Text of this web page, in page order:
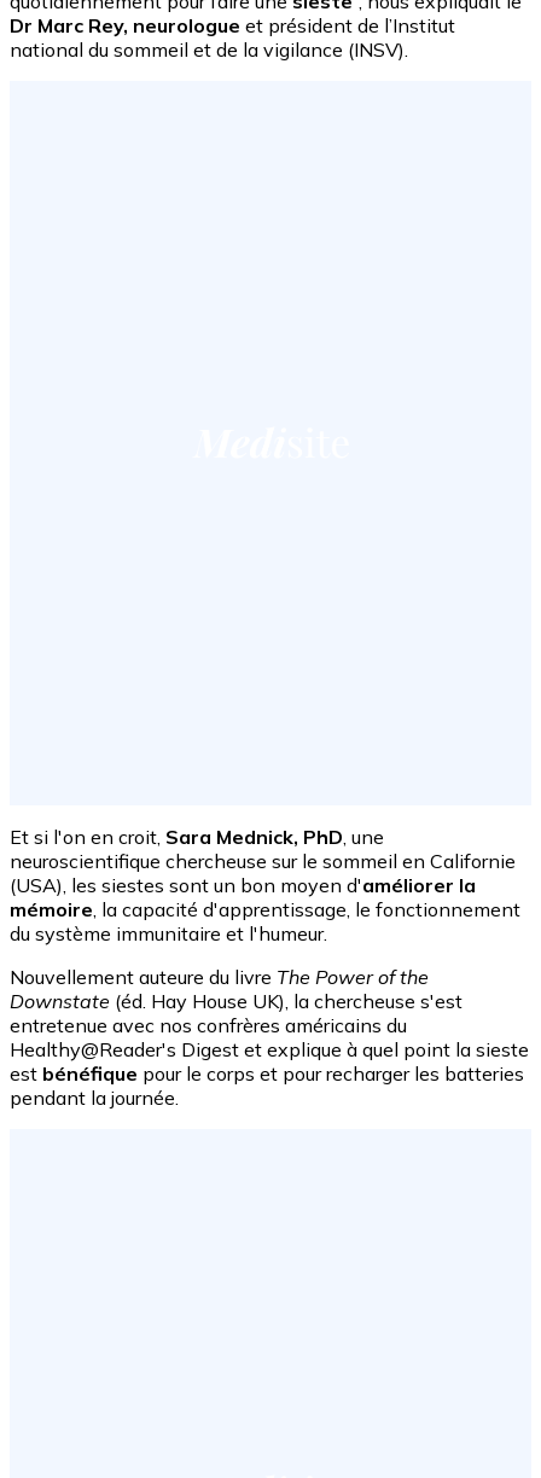
Dr Marc Rey, neurologue et président de l’Institut
national du sommeil et de la vigilance (INSV).
Et si l'on en croit, Sara Mednick, PhD, une
neuroscientifique chercheuse sur le sommeil en Californie
(USA), les siestes sont un bon moyen d'améliorer la
mémoire, la capacité d'apprentissage, le fonctionnement
du système immunitaire et l'humeur.
Nouvellement auteure du livre The Power of the
Downstate (éd. Hay House UK), la chercheuse s'est
entretenue avec nos confrères américains du
Healthy@Reader's Digest et explique à quel point la sieste
est bénéfique pour le corps et pour recharger les batteries
pendant la journée.